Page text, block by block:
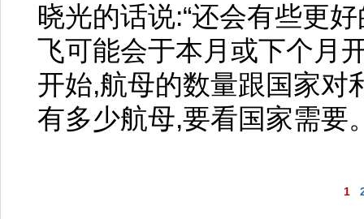
晓光的话说:“还会有些更
飞可能会于本月或下个月
开始,航母的数量跟国家对
有多少航母,要看国家需要
1